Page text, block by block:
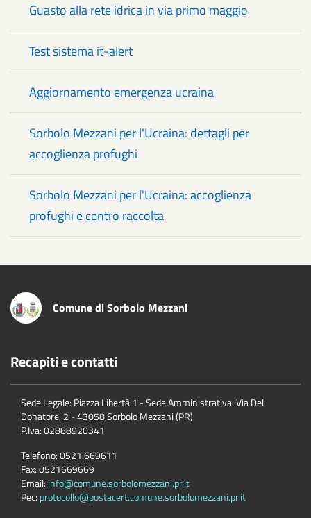
Guasto alla rete idrica in via primo maggio
Test sistema it-alert
Aggiornamento emergenza ucraina
Sorbolo Mezzani per l'Ucraina: dettagli per
accoglienza profughi
Sorbolo Mezzani per l'Ucraina: accoglienza
profughi e centro raccolta
Comune di Sorbolo Mezzani
Recapiti e contatti
Sede Legale: Piazza Libertà 1 - Sede Amministrativa: Via Del
Donatore, 2 - 43058 Sorbolo Mezzani (PR)
P.Iva:02888920341
Telefono:0521.669611
Fax:0521669669
Email: info@comune.sorbolomezzani.pr.it
Pec: protocollo@postacert.comune.sorbolomezzani.pr.it